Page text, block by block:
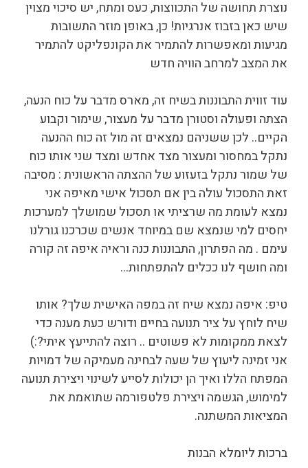
נוצרת תחושה של התכווצות, כעס ומתח, יש סיכוי מצוין
שיש כאן בזבוז אנרגיות! כן, באופן מוזר התשובות
מגיעות ומאפשרות להתמיר את הקונפליקט להתמיר
את המצב למרחב הוויה חדש
עוד זווית התבוננות בשיח זה, מארס מדבר על כוח הנעה,
הצתה ופעולה וסטורן מדבר על מעצור, שימור וקבוע
הקיים.. לכן ששניהם נמצאים זה מול זה כוח ההנעה
נתקל במחסור ומעצור מצד אחדש ומצד שני אותו כוח
של שמור נתקל בזעזוע של ההצתה הראשונית : מסיבה
זאת התסכול עולה בין אם תסכול אישי מאיפה אני
נמצא לעומת מה שרציתי או תסכול שמושלך למערכות
יחסים למי שנמצא שם במיוחד אנשים שכרכנו גורלנו
עימם . מה הפתרון, התבוננות כנה וראיה איפה זה קורה
ומה חושף לנו ככלים להתפתחות…
טיפ: איפה נמצא שיח זה במפה האישית שלך? אותו
שיח לוחץ על ציר תנועה בחיים ודורש כעת מענה כדי
לצאת ממקומות לא פשוטים .. רוצה להתייעץ איתי?:)
אני זמינה ליעוץ של שעה לבחינה מעמיקה של דמויות
המפתח הללו ואיך הן יכולות לסייע לשינוי ויצירת תנועה
למימוש, הגשמה ויצירת פלטפורמה שתואמת את
המציאות המשתנה.
ברכות ליומלא הבנות